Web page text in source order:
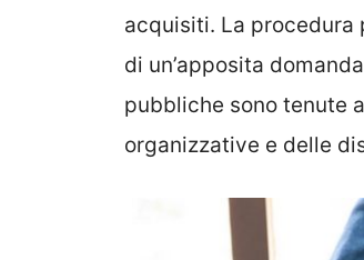
acquisiti. La procedura
di un’apposita
pubbliche sono tenute
organizzative e delle